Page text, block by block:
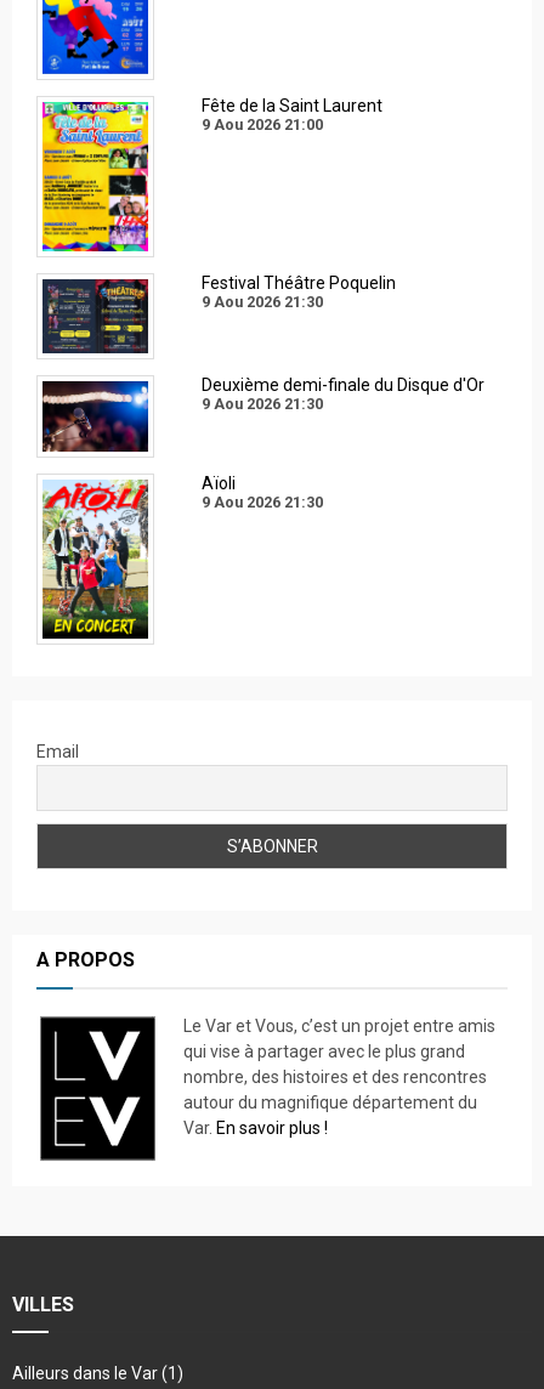
Fête de la Saint Laurent
9 Aou 2026 21:00
Festival Théâtre Poquelin
9 Aou 2026 21:30
Deuxième demi-finale du Disque d'Or
9 Aou 2026 21:30
Aïoli
9 Aou 2026 21:30
Email
A PROPOS
Le Var et Vous, c’est un projet entre amis
qui vise à partager avec le plus grand
nombre, des histoires et des rencontres
autour du magnifique département du
Var. En savoir plus !
VILLES
Ailleurs dans le Var(1)